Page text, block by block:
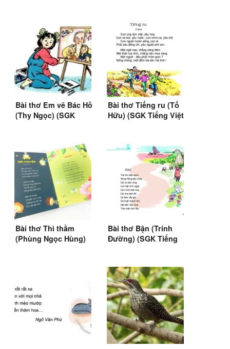
Bài thơ Em vẽ Bác Hồ
(Thy Ngọc) (SGK
Bài thơ Tiếng ru (Tố
Hữu) (SGK Tiếng Việt
Bài thơ Thì thầm
(Phùng Ngọc Hùng)
Bài thơ Bận (Trinh
Đường) (SGK Tiếng